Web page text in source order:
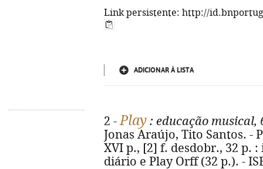
Link persistente: http://
ADICIONAR À LISTA
2 -Play : educação musical,
Jonas Araújo, Tito Santos. -
XVI p., [2] f. desdobr., 32 p.
diário e Play Orff (32 p.). -